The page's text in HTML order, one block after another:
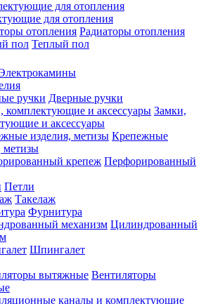
для отопления
Радиаторы отопления
Теплый пол
Дверные ручки
Замки,
и аксессуары
Крепежные
метизы
Перфорированный
Петли
Такелаж
Фурнитура
Цилиндрованный
Шпингалет
Вентиляторы